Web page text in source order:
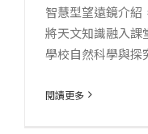
智慧型望遠鏡介紹
將天文知識融入課
學校自然科學與探
閱讀更多